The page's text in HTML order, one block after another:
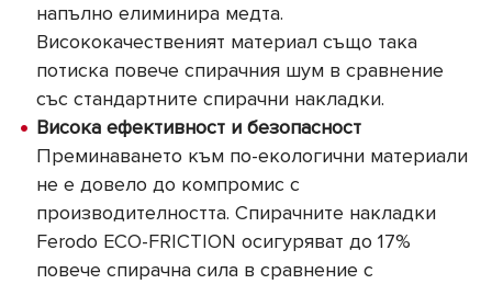
напълно елиминира медта.
Висококачественият материал също така
потиска повече спирачния шум в сравнение
със стандартните спирачни накладки.
Висока ефективност и безопасност
Преминаването към по-екологични материали
не е довело до компромис с
производителността. Спирачните накладки
Ferodo ECO-FRICTION осигуряват до 17%
повече спирачна сила в сравнение с